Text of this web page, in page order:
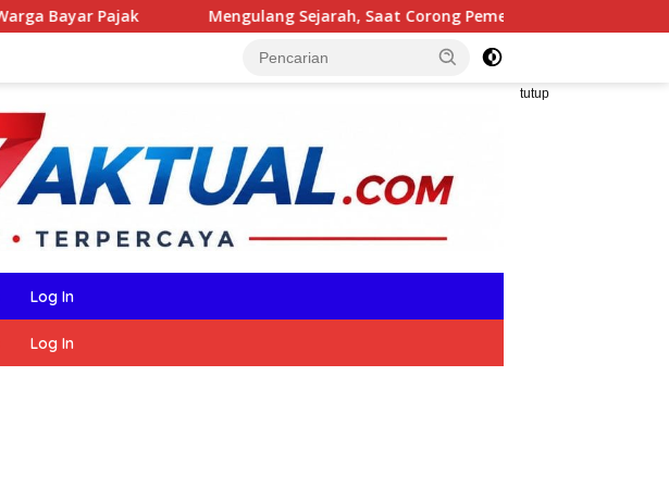
Mengulang Sejarah, Saat Corong Pemerintah Kehilangan Suara, Siapa yang
tutup
Log In
Log In